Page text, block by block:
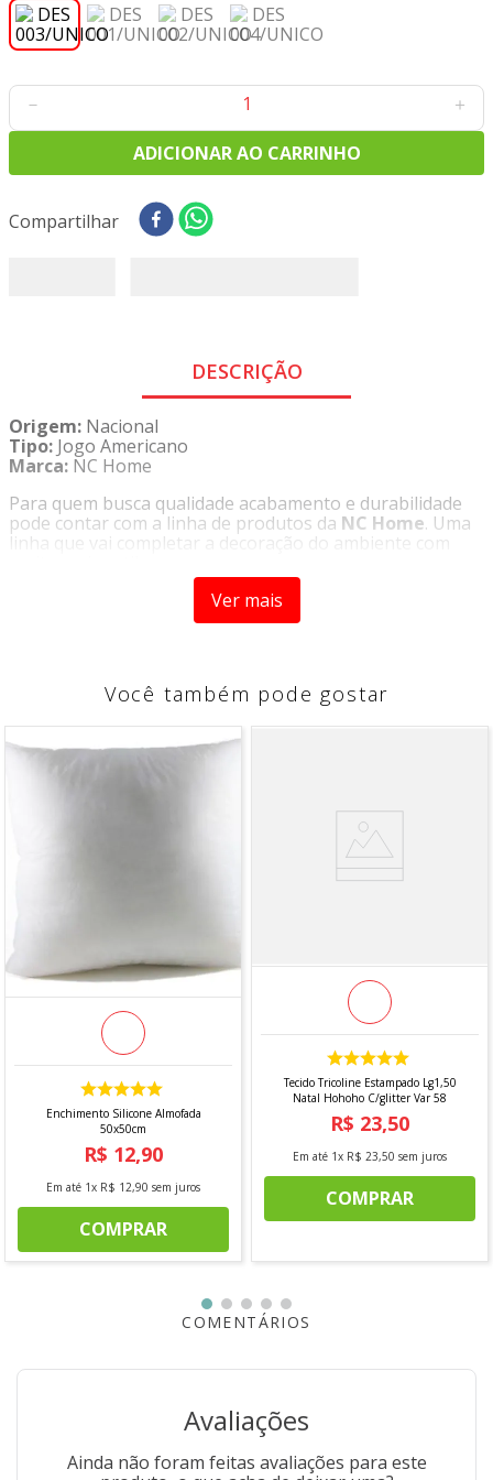
＋
－
ADICIONAR AO CARRINHO
Compartilhar
DESCRIÇÃO
Origem: Nacional
Tipo: Jogo Americano
Marca: NC Home
Para quem busca qualidade acabamento e durabilidade
pode contar com a linha de produtos da NC Home. Uma
linha que vai completar a decoração do ambiente com
Perfeito para decorar e proteger a mesa na horas das
Lugar Americano Natalino - NC Home
sofisticada. Disponível em unidades avulsas.
CARACTERÍSTICAS
DIMENSÕES
35 cm x 47 cm
*Imagem meramente ilustrativas
Ver mais
Você também pode gostar
Enchimento Silicone Almofada
50x50cm
R$ 12,90
Em até 1x R$ 12,90 sem juros
COMPRAR
Tecido Tricoline Estampado Lg1,50
Natal Hohoho C/glitter Var 58
R$ 23,50
Em até 1x R$ 23,50 sem juros
COMPRAR
COMENTÁRIOS
Avaliações
Ainda não foram feitas avaliações para este
8 º
tricoline digital
9º
tecido oxford
10º toalha mesa